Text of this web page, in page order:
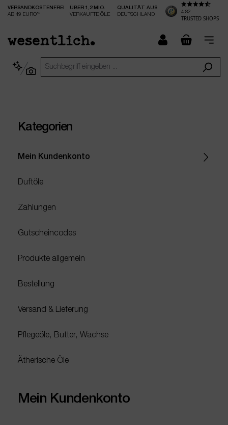
springen
VERSANDKOSTENFREI
AB 49 EURO**
ÜBER 1,2 MIO.
VERKAUFTE ÖLE
QUALITÄT AUS
DEUTSCHLAND
4.82
TRUSTED SHOPS
Kategorien
Mein Kundenkonto
Duftöle
Zahlungen
Gutscheincodes
Produkte allgemein
Bestellung
Versand & Lieferung
Pflegeöle, Butter, Wachse
Ätherische Öle
Mein Kundenkonto